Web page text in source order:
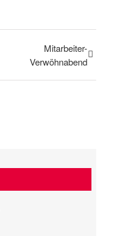
Mitarbeiter-
Verwöhnabend